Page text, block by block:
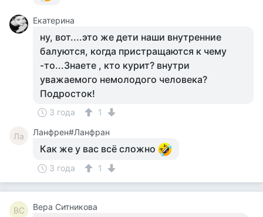
Екатерина
ну, вот....это же дети наши внутренние
балуются, когда пристращаются к чему
-то...Знаете , кто курит? внутри
уважаемого немолодого человека?
Подросток!
3 года 1
Ла Ланфрен#Ланфран
Как же у вас всё сложно
3 года 1
ВС Вера Ситникова